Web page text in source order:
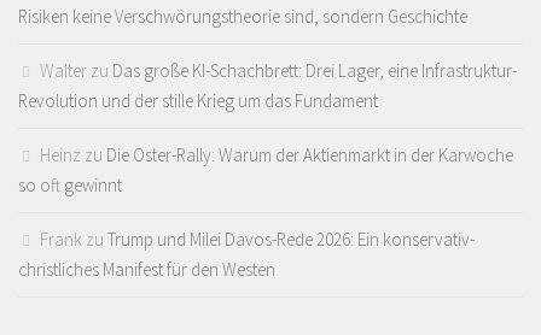
Risiken keine Verschwörungstheorie sind, sondern Geschichte
Walter zu Das große KI-Schachbrett: Drei Lager, eine Infrastruktur-
Revolution und der stille Krieg um das Fundament
Heinz zu Die Oster-Rally: Warum der Aktienmarkt in der Karwoche
so oft gewinnt
Frank zu Trump und Milei Davos-Rede 2026: Ein konservativ-
christliches Manifest für den Westen